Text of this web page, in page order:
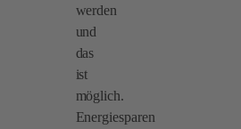
werden
und
das
ist
möglich.
Energiesparen